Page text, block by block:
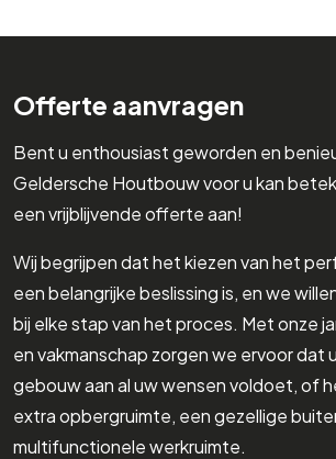
Offerte aanvragen
Bent u enthousiast geworden en
Geldersche Houtbouw voor u kan
een vrijblijvende offerte aan!
Wij begrijpen dat het kiezen van het
een belangrijke beslissing is, en we
bij elke stap van het proces. Met onze
en vakmanschap zorgen we ervoor dat
gebouw aan al uw wensen voldoet, of
extra opbergruimte, een gezellige
multifunctionele werkruimte.